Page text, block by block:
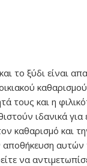
το ξύδι είναι
τους και η
ιδανικά
καθαρισμό και
αποθήκευση
να